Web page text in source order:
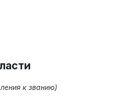
к званию)